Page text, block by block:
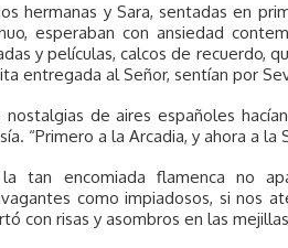
hermanas y Sara, sentadas en
esperaban con ansiedad
y películas, calcos de recuerdo,
entregada al Señor, sentían por
nostalgias de aires españoles
“Primero a la Arcadia, y ahora a
tan encomiada flamenca no
como impiadosos, si nos
con risas y asombros en las